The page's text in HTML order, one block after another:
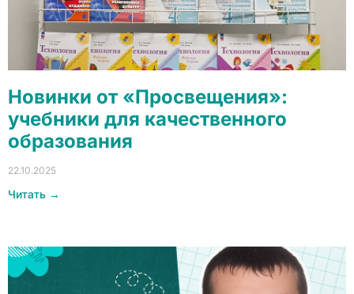
Новинки от «Просвещения»:
учебники для качественного
образования
22.10.2025
Читать →